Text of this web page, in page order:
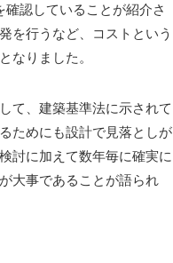
認していることが紹介さ
を行うなど、コストという
なりました。
て、建築基準法に示されて
ためにも設計で見落としが
討に加えて数年毎に確実に
大事であることが語られ